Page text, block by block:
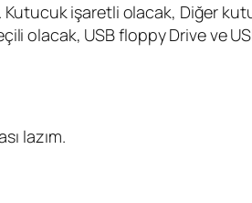
işaretli olacak, Diğer
olacak, USB floppy Drive ve
lazım.